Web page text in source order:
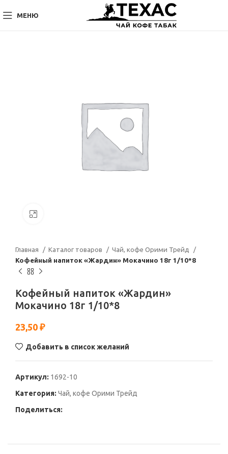
МЕНЮ
Главная Каталог товаров
Чай, кофе Орими Трейд
Кофейный напиток «Жардин» Мокачино 18г 1/10*8
Кофейный напиток «Жардин»
Мокачино 18г 1/10*8
23,50 ₽
Добавить в список желаний
Артикул: 1692-10
Категория: Чай, кофе Орими Трейд
Поделиться: